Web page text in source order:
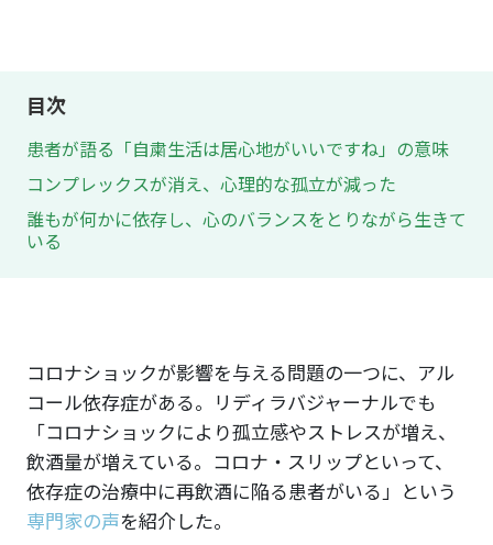
目次
患者が語る「自粛生活は居心地がいいですね」の意味
コンプレックスが消え、心理的な孤立が減った
誰もが何かに依存し、心のバランスをとりながら生きて
いる
コロナショックが影響を与える問題の一つに、アル
コール依存症がある。リディラバジャーナルでも
「コロナショックにより孤立感やストレスが増え、
飲酒量が増えている。コロナ・スリップといって、
依存症の治療中に再飲酒に陥る患者がいる」という
専門家の声を紹介した。